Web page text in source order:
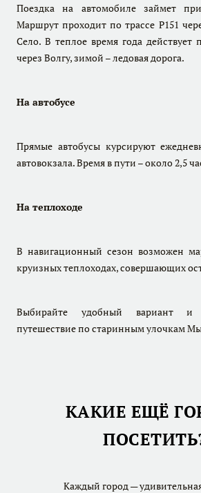
Поездка на автомобиле займет
Маршрут проходит по трассе Р151
Село. В теплое время года действует
через Волгу, зимой – ледовая дорога.
На автобусе
Прямые автобусы курсируют
автовокзала. Время в пути – около 2,5
На теплоходе
В навигационный сезон возможен
круизных теплоходах, совершающих
Выбирайте удобный вариант и
путешествие по старинным улочкам
КАКИЕ ЕЩЁ
ПОСЕТИТЬ
Каждый город —